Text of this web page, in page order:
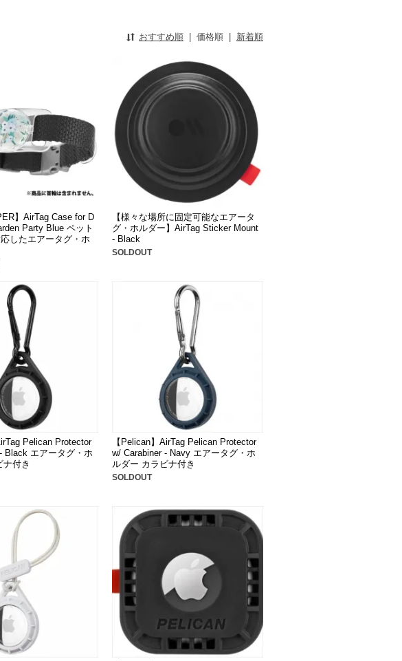
おすすめ順 | 価格順 | 新着順
】AirTag Case for D
Party Blue ペット
したエアータグ・ホ
【様々な場所に固定可能なエアータ
グ・ホルダー】AirTag Sticker Mount
- Black
SOLDOUT
Pelican Protector
Black エアータグ・ホ
ナ付き
【Pelican】AirTag Pelican Protector
w/ Carabiner - Navy エアータグ・ホ
ルダー カラビナ付き
SOLDOUT